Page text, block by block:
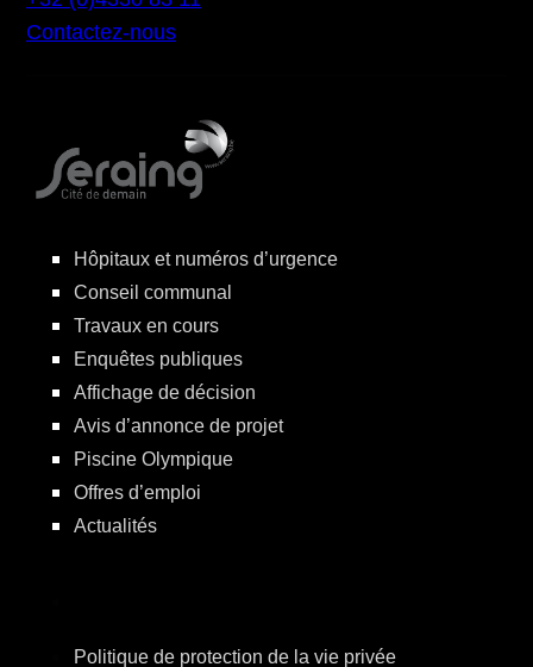
Contactez-nous
Hôpitaux et numéros d’urgence
Conseil communal
Travaux en cours
Enquêtes publiques
Affichage de décision
Avis d’annonce de projet
Piscine Olympique
Offres d’emploi
Actualités
Politique de protection de la vie privée